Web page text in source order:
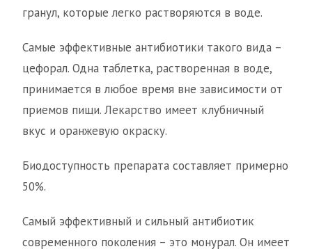
гранул, которые легко растворяются в воде.
Самые эффективные антибиотики такого вида –
цефорал. Одна таблетка, растворенная в воде,
принимается в любое время вне зависимости от
приемов пищи. Лекарство имеет клубничный
вкус и оранжевую окраску.
Биодоступность препарата составляет примерно
50%.
Самый эффективный и сильный антибиотик
современного поколения – это монурал. Он имеет